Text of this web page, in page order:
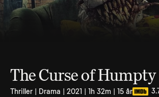
The Curse of
Thriller | Drama | 2021 | 1h 32m | 15 år